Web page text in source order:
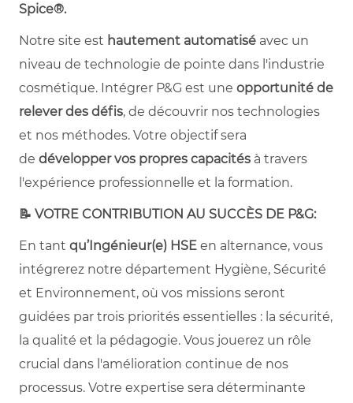
Spice®.
Notre site est hautement automatisé avec un
niveau de technologie de pointe dans l'industrie
cosmétique. Intégrer P&G est une opportunité de
relever des défis, de découvrir nos technologies
et nos méthodes. Votre objectif sera
de développer vos propres capacités à travers
l'expérience professionnelle et la formation.
📝 VOTRE CONTRIBUTION AU SUCCÈS DE P&G:
En tant qu’Ingénieur(e) HSE en alternance, vous
intégrerez notre département Hygiène, Sécurité
et Environnement, où vos missions seront
guidées par trois priorités essentielles : la sécurité,
la qualité et la pédagogie. Vous jouerez un rôle
crucial dans l'amélioration continue de nos
processus. Votre expertise sera déterminante